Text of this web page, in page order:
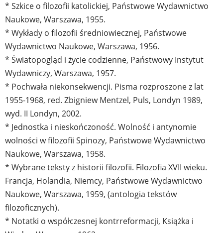
* Szkice o filozofii katolickiej, Państwowe Wydawnictwo
Naukowe, Warszawa, 1955.
* Wykłady o filozofii średniowiecznej, Państwowe
Wydawnictwo Naukowe, Warszawa, 1956.
* Światopogląd i życie codzienne, Państwowy Instytut
Wydawniczy, Warszawa, 1957.
* Pochwała niekonsekwencji. Pisma rozproszone z lat
1955-1968, red. Zbigniew Mentzel, Puls, Londyn 1989,
wyd. II Londyn, 2002.
* Jednostka i nieskończoność. Wolność i antynomie
wolności w filozofii Spinozy, Państwowe Wydawnictwo
Naukowe, Warszawa, 1958.
* Wybrane teksty z historii filozofii. Filozofia XVII wieku.
Francja, Holandia, Niemcy, Państwowe Wydawnictwo
Naukowe, Warszawa, 1959, (antologia tekstów
filozoficznych).
* Notatki o współczesnej kontrreformacji, Książka i